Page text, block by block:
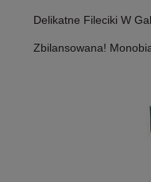
Delikatne Fileciki W
Zbilansowana!